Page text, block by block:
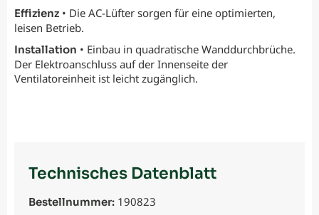
Effizienz • Die AC-Lüfter sorgen für eine optimierten,
leisen Betrieb.
Installation • Einbau in quadratische Wanddurchbrüche.
Der Elektroanschluss auf der Innenseite der
Ventilatoreinheit ist leicht zugänglich.
Technisches Datenblatt
Bestellnummer: 190823